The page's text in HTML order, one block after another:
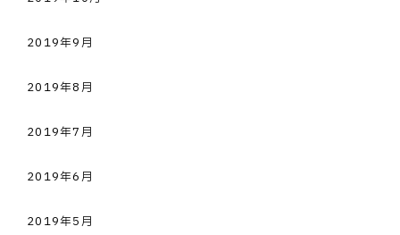
2019年9月
2019年8月
2019年7月
2019年6月
2019年5月